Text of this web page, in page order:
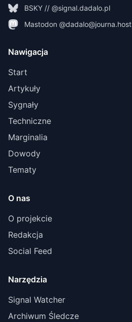
BSKY // @signal.dadalo.pl
Mastodon @dadalo@journa.host
Nawigacja
Start
Artykuły
Sygnały
Techniczne
Marginalia
Dowody
Tematy
O nas
O projekcie
Redakcja
Social Feed
Narzędzia
Signal Watcher
Archiwum Śledcze